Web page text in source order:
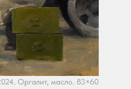
Оргалит, масло. 83×60